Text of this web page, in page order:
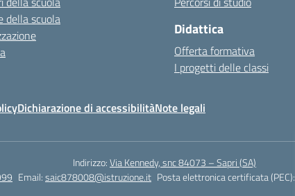
della scuola
Didattica
Offerta formativa
I progetti delle classi
Dichiarazione di accessibilitàNote legali
Indirizzo:Via Kennedy, snc 84073 – Sapri (SA)
Email:saic878008@istruzione.it Posta elettronica certificata (PEC):